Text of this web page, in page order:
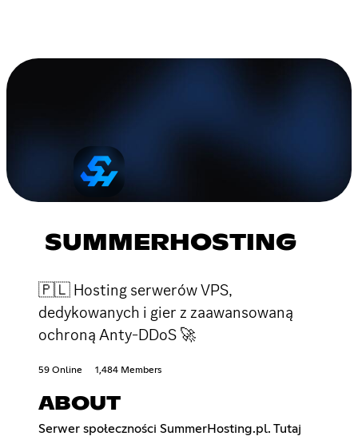
SUMMERHOSTING
🇵🇱 Hosting serwerów VPS,
dedykowanych i gier z zaawansowaną
ochroną Anty-DDoS 🚀
59 Online 1,484 Members
ABOUT
Serwer społeczności SummerHosting.pl. Tutaj